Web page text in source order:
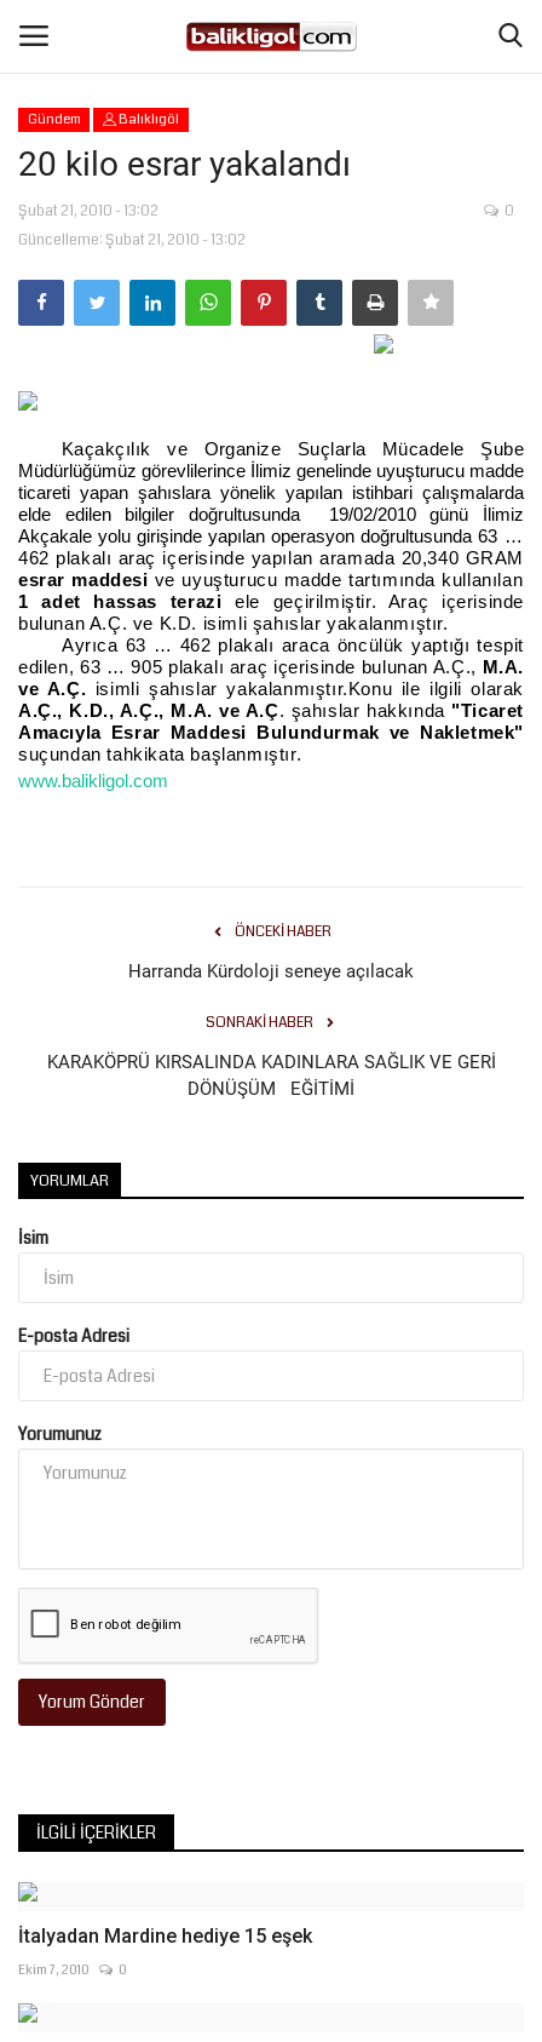
Giriş Yap
Anasayfa
Köşe Yazıları
Şanlıurfa
Eğitim
Spor
Gündem
Tekno Bilim
Ekonomi
Siyaset
Gündem Balıklıgöl
20 kilo esrar yakalandı
Şubat 21, 2010 - 13:02
Güncelleme: Şubat 21, 2010 - 13:02
0
Kaçakçılık ve Organize Suçlarla Mücadele Şube
Müdürlüğümüz görevlilerince İlimiz genelinde uyuşturucu madde
ticareti yapan şahıslara yönelik yapılan istihbari çalışmalarda
elde edilen bilgiler doğrultusunda 19/02/2010 günü İlimiz
Akçakale yolu girişinde yapılan operasyon doğrultusunda 63 …
462 plakalı araç içerisinde yapılan aramada 20,340 GRAM
esrar maddesi ve uyuşturucu madde tartımında kullanılan
1 adet hassas terazi ele geçirilmiştir. Araç içerisinde
bulunan A.Ç. ve K.D. isimli şahıslar yakalanmıştır.
Ayrıca 63 … 462 plakalı araca öncülük yaptığı tespit
edilen, 63 … 905 plakalı araç içerisinde bulunan A.Ç., M.A.
ve A.Ç. isimli şahıslar yakalanmıştır.Konu ile ilgili olarak
A.Ç., K.D., A.Ç., M.A. ve A.Ç. şahıslar hakkında "Ticaret
Amacıyla Esrar Maddesi Bulundurmak ve Nakletmek"
suçundan tahkikata başlanmıştır.
www.balikligol.com
ÖNCEKI HABER
Harranda Kürdoloji seneye açılacak
SONRAKI HABER
KARAKÖPRÜ KIRSALINDA KADINLARA SAĞLIK VE GERİ
DÖNÜŞÜM EĞİTİMİ
YORUMLAR
İsim
E-posta Adresi
Yorumunuz
Yorum Gönder
İLGILI İÇERIKLER
İtalyadan Mardine hediye 15 eşek
Ekim 7, 2010 0